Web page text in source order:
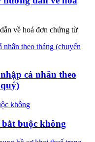
về hoá đơn chứng từ
cá nhân theo
buộc không